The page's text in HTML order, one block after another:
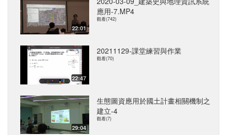
22:01
應用-7.MP4
觀看(742)
22:47
20211129-課堂練習與作業
觀看(70)
29:04
生態圖資應用於國土計畫相關機制之
建立-4
觀看(7)